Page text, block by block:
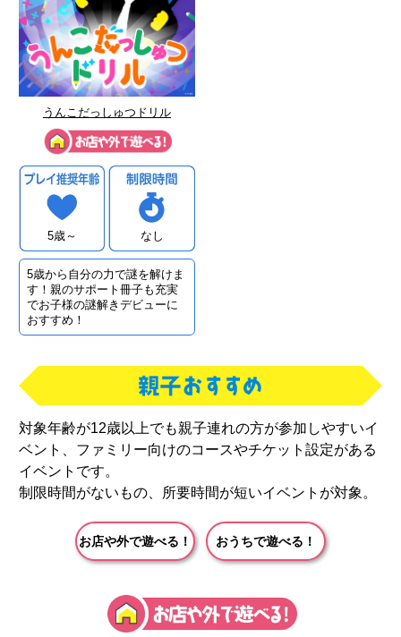
うんこだっしゅつドリル
5歳～ なし
5歳から自分の力で謎を解けま
す！親のサポート冊子も充実
でお子様の謎解きデビューに
おすすめ！
対象年齢が12歳以上でも親子連れの方が参加しやすいイ
ベント、ファミリー向けのコースやチケット設定がある
イベントです。
制限時間がないもの、所要時間が短いイベントが対象。
お店や外で遊べる！ おうちで遊べる！